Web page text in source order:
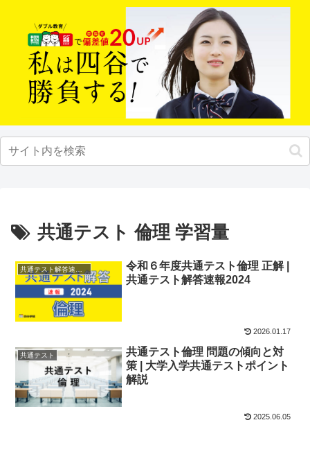
共通テスト 倫理 学習量
共通テスト解答速報2024
令和６年度共通テスト倫理 正解 |
共通テスト解答速報2024
2026.01.17
共通テスト
共通テスト倫理 問題の傾向と対
策 | 大学入学共通テストポイント
解説
2025.06.05